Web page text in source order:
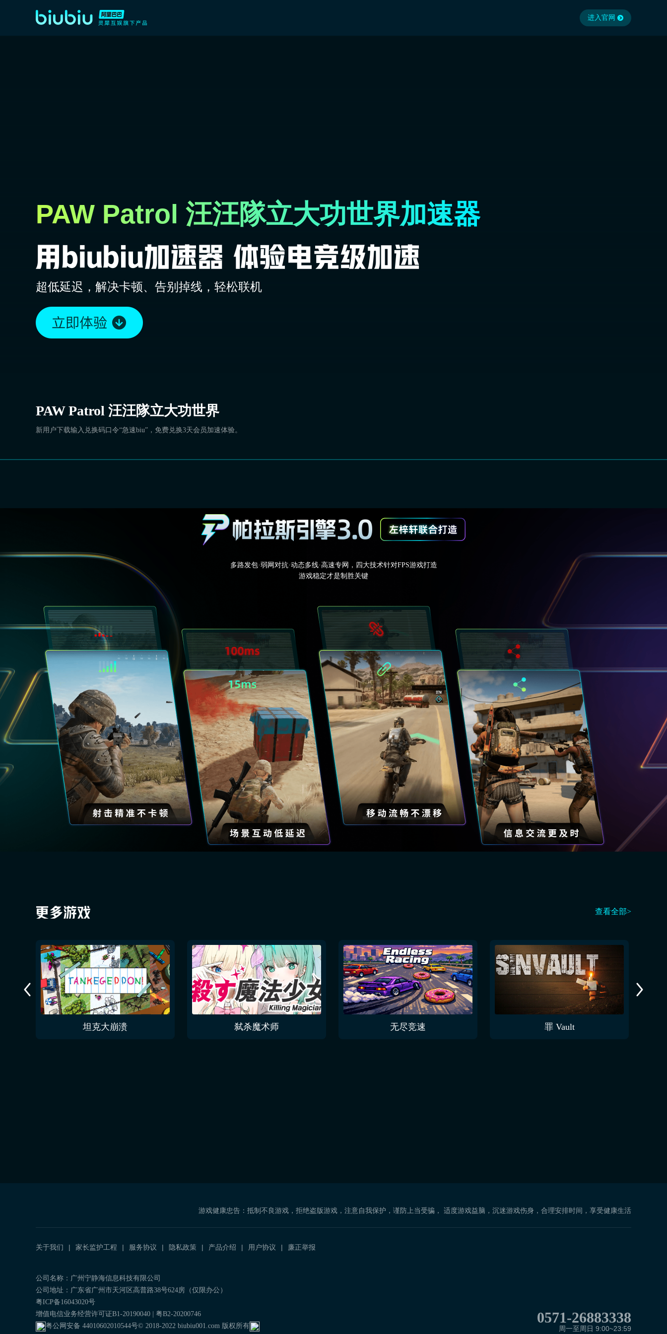
进入官网
PAW Patrol 汪汪隊立大功世界加速器
超低延迟，解决卡顿、告别掉线，轻松联机
PAW Patrol 汪汪隊立大功世界
新用户下载输入兑换码口令“急速biu”，免费兑换3天会员加速体验。
多路发包·弱网对抗·动态多线·高速专网，四大技术针对FPS游戏打造
游戏稳定才是制胜关键
查看全部>
坦克大崩溃 弑杀魔术师 无尽竞速 罪 Vault
游戏健康忠告：抵制不良游戏，拒绝盗版游戏，注意自我保护，谨防上当受骗， 适度游戏益脑，沉迷游戏伤身，合理安排时间，享受健康生活
关于我们 家长监护工程 服务协议 隐私政策 产品介绍 用户协议 廉正举报
公司名称：广州宁静海信息科技有限公司
公司地址：广东省广州市天河区高普路38号624房（仅限办公）
粤ICP备16043020号
增值电信业务经营许可证B1-20190040 | 粤B2-20200746
粤公网安备 44010602010544号© 2018-2022 biubiu001.com 版权所有
0571-26883338
周一至周日 9:00~23:59